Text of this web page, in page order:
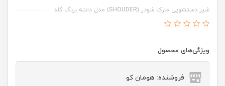
شیر دستشویی مارک شودر (SHOUDER) مدل دانته برنگ گلد
ویژگی‌های محصول
فروشنده: هومان کو